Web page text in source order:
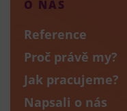
O NÁS
Reference
Proč právě my?
Jak pracujeme?
Napsali o nás